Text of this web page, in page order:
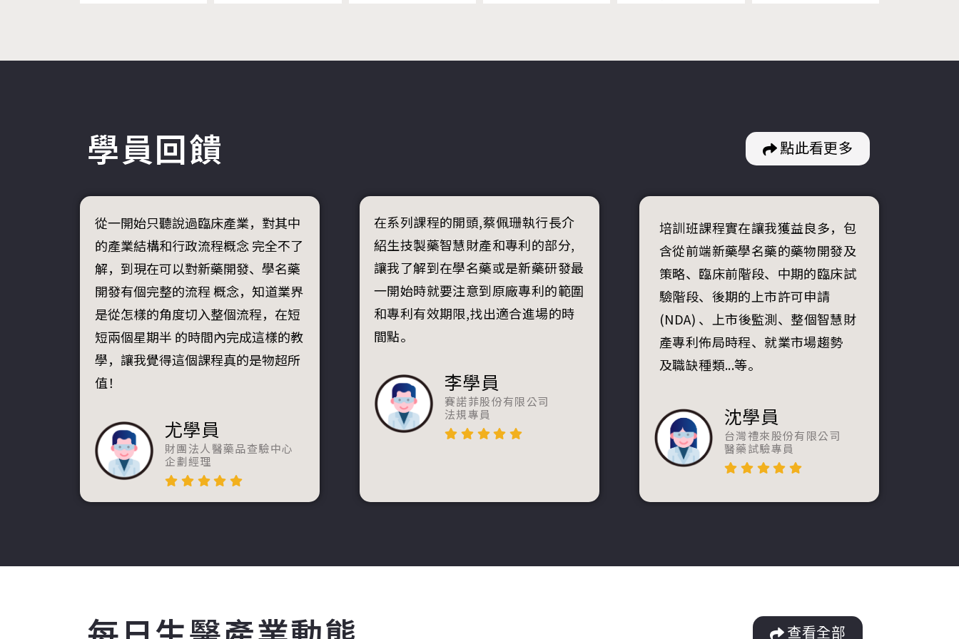
學員回饋 點此看更多
從一開始只聽說過臨床產業，對其中
的產業結構和行政流程概念 完全不了
解，到現在可以對新藥開發、學名藥
開發有個完整的流程 概念，知道業界
是從怎樣的角度切入整個流程，在短
短兩個星期半 的時間內完成這樣的教
學，讓我覺得這個課程真的是物超所
值！
尤學員
財團法人醫藥品查驗中心
企劃經理
在系列課程的開頭,蔡佩珊執行長介
紹生技製藥智慧財產和專利的部分,
讓我了解到在學名藥或是新藥研發最
一開始時就要注意到原廠專利的範圍
和專利有效期限,找出適合進場的時
間點。
李學員
賽諾菲股份有限公司
法規專員
培訓班課程實在讓我獲益良多，包
含從前端新藥學名藥的藥物開發及
策略、臨床前階段、中期的臨床試
驗階段、後期的上市許可申請
(NDA) 、上市後監測、整個智慧財
產專利佈局時程、就業市場趨勢
及職缺種類...等。
沈學員
台灣禮來股份有限公司
醫藥試驗專員
查看全部